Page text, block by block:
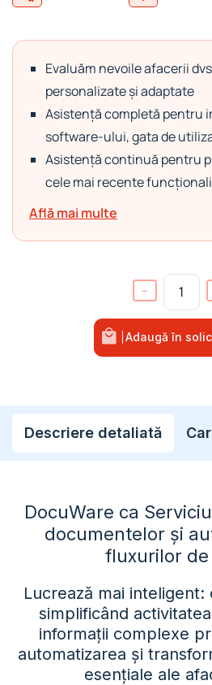
Evaluăm nevoile afacerii
personalizate și adaptate
Asistență completă pentru
software-ului, gata de
Asistență continuă pentru
cele mai recente
Află mai multe
-
Cantitate
Adaugă în
Descriere detaliată
DocuWare ca
documentelor și
fluxurilor
Lucrează mai inteligent:
simplificând
informații complexe
automatizarea și
esențiale ale